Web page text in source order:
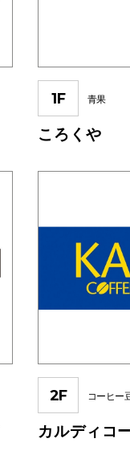
1F 青果
ころくや
2F コーヒー
カルディコ